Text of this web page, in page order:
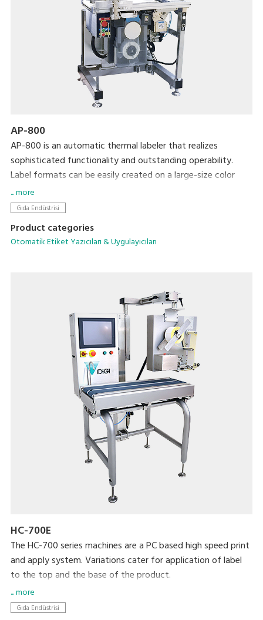
AP-800
AP-800 is an automatic thermal labeler that realizes
sophisticated functionality and outstanding operability.
Label formats can be easily created on a large-size color
display and then printed using simple operations. We
completely revamped the basic functionality to allow more
saving form factor.
... more
Gıda Endüstrisi
Product categories
Otomatik Etiket Yazıcıları & Uygulayıcıları
HC-700E
The HC-700 series machines are a PC based high speed print
and apply system. Variations cater for application of label
to the top and the base of the product.
The flexibility of this PC based machine allows easy
integration with existing machines and networking.
... more
Gıda Endüstrisi